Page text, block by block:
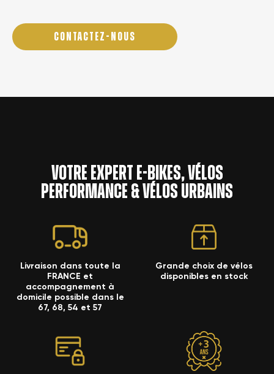
CONTACTEZ-NOUS
Votre expert e-bikes, vélos
performance & vélos urbains
Livraison dans toute la
FRANCE et
accompagnement à
domicile possible dans le
67, 68, 54 et 57
Grande choix de vélos
disponibles en stock